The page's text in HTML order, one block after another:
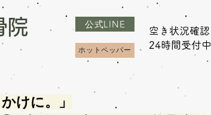
院 公式LINE
ホットペッパー
空き状況確
​24時間受付中
けに。」